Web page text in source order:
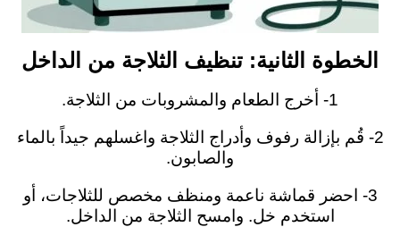
الخطوة الثانية: تنظيف الثلاجة من الداخل
1- أخرج الطعام والمشروبات من الثلاجة.
2- قُم بإزالة رفوف وأدراج الثلاجة واغسلهم جيداً بالماء
والصابون.
3- احضر قماشة ناعمة ومنظف مخصص للثلاجات، أو
استخدم خل. وامسح الثلاجة من الداخل.